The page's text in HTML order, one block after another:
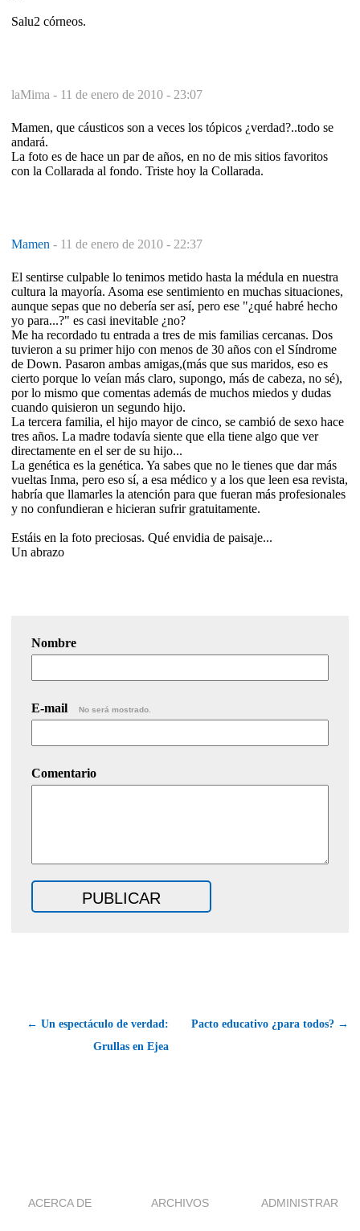
Salu2 córneos.
laMima - 11 de enero de 2010 - 23:07
Mamen, que cáusticos son a veces los tópicos ¿verdad?..todo se
andará.
La foto es de hace un par de años, en no de mis sitios favoritos
con la Collarada al fondo. Triste hoy la Collarada.
Mamen - 11 de enero de 2010 - 22:37
El sentirse culpable lo tenimos metido hasta la médula en nuestra
cultura la mayoría. Asoma ese sentimiento en muchas situaciones,
aunque sepas que no debería ser así, pero ese "¿qué habré hecho
yo para...?" es casi inevitable ¿no?
Me ha recordado tu entrada a tres de mis familias cercanas. Dos
tuvieron a su primer hijo con menos de 30 años con el Síndrome
de Down. Pasaron ambas amigas,(más que sus maridos, eso es
cierto porque lo veían más claro, supongo, más de cabeza, no sé),
por lo mismo que comentas además de muchos miedos y dudas
cuando quisieron un segundo hijo.
La tercera familia, el hijo mayor de cinco, se cambió de sexo hace
tres años. La madre todavía siente que ella tiene algo que ver
directamente en el ser de su hijo...
La genética es la genética. Ya sabes que no le tienes que dar más
vueltas Inma, pero eso sí, a esa médico y a los que leen esa revista,
habría que llamarles la atención para que fueran más profesionales
y no confundieran e hicieran sufrir gratuitamente.
Estáis en la foto preciosas. Qué envidia de paisaje...
Un abrazo
Nombre
E-mail No será mostrado.
Comentario
← Un espectáculo de verdad:
Grullas en Ejea
Pacto educativo ¿para todos? →
ACERCA DE ARCHIVOS ADMINISTRAR